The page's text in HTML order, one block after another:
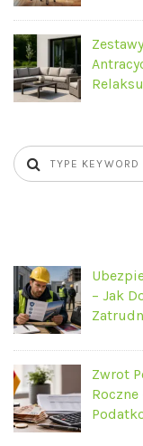
– Jak
Zwrot